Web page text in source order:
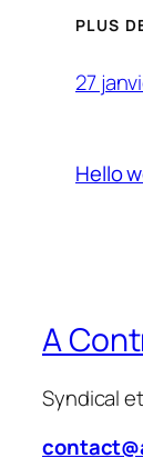
PLUS
27
Hello
A
Syndical